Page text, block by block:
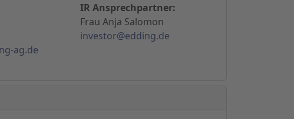
ag.de
IR Ansprechpartner:
Frau Anja Salomon
investor@edding.de